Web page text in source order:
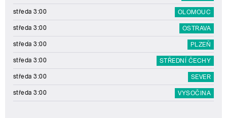
středa 3:00 OLOMOUC
středa 3:00 OSTRAVA
středa 3:00 PLZEŇ
středa 3:00 STŘEDNÍ ČECHY
středa 3:00 SEVER
středa 3:00 VYSOČINA